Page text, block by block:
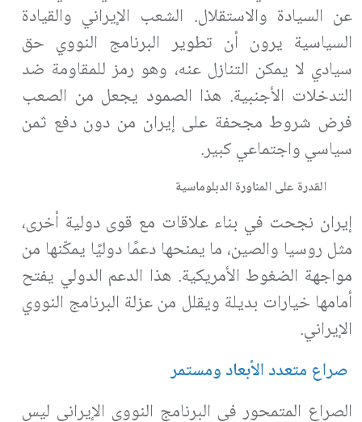
عن السيادة والاستقلال. الشعب الإيراني والقيادة
السياسية يرون أن تطوير البرنامج النووي حق
سيادي لا يمكن التنازل عنه، وهو رمز للمقاومة ضد
التدخلات الأجنبية. هذا الصمود يجعل من الصعب
فرض شروط مجحفة على إيران من دون دفع ثمن
سياسي واجتماعي كبير.
القدرة على المناورة الدبلوماسية
إيران نجحت في بناء علاقات مع قوى دولية أخرى،
مثل روسيا والصين، ما يمنحها دعمًا دوليًا يمكّنها من
مواجهة الضغوط الأمريكية. هذا الدعم الدولي يفتح
أمامها خيارات بديلة ويقلل من عزلة البرنامج النووي
الإيراني.
صراع متعدد الأبعاد ومستمر
الصراع المتمحور في البرنامج النووي الإيراني ليس